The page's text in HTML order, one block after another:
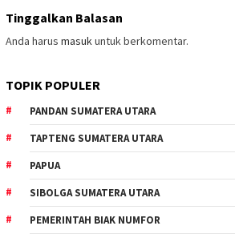
Tinggalkan Balasan
Anda harus masukuntuk berkomentar.
TOPIK POPULER
PANDAN SUMATERA UTARA
TAPTENG SUMATERA UTARA
PAPUA
SIBOLGA SUMATERA UTARA
PEMERINTAH BIAK NUMFOR